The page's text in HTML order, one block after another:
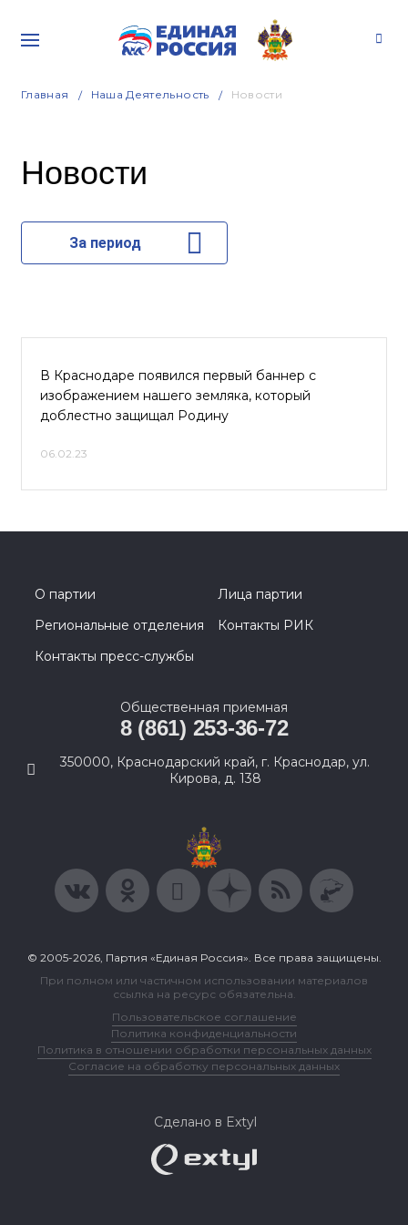
Главная Наша Деятельность Новости
Новости
За период
В Краснодаре появился первый баннер с
изображением нашего земляка, который
доблестно защищал Родину
06.02.23
О партии
Лица партии
Региональные отделения
Контакты РИК
Контакты пресс-службы
Общественная приемная
8 (861) 253-36-72
350000, Краснодарский край, г. Краснодар, ул.
Кирова, д. 138
© 2005-2026, Партия «Единая Россия». Все права защищены.
При полном или частичном использовании материалов
ссылка на ресурс обязательна.
Пользовательское соглашение
Политика конфиденциальности
Политика в отношении обработки персональных данных
Согласие на обработку персональных данных
Сделано в Extyl